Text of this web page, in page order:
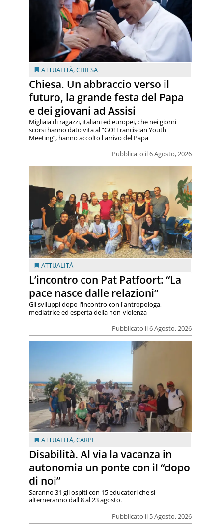
ATTUALITÀ,CHIESA
Chiesa. Un abbraccio verso il
futuro, la grande festa del Papa
e dei giovani ad Assisi
Pubblicato il 6 Agosto, 2026
Migliaia di ragazzi, italiani ed europei, che nei giorni
scorsi hanno dato vita al “GO! Franciscan Youth
Meeting”, hanno accolto l'arrivo del Papa
ATTUALITÀ
L’incontro con Pat Patfoort: “La
pace nasce dalle relazioni”
Pubblicato il 6 Agosto, 2026
Gli sviluppi dopo l'incontro con l'antropologa,
mediatrice ed esperta della non-violenza
ATTUALITÀ,CARPI
Disabilità. Al via la vacanza in
autonomia un ponte con il “dopo
di noi”
Pubblicato il 5 Agosto, 2026
Saranno 31 gli ospiti con 15 educatori che si
alterneranno dall'8 al 23 agosto.